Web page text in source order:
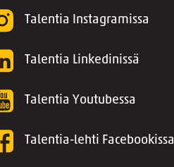
Talentia Instagramissa
Talentia Linkedinissä
Talentia Youtubessa
Talentia-lehti Facebookissa